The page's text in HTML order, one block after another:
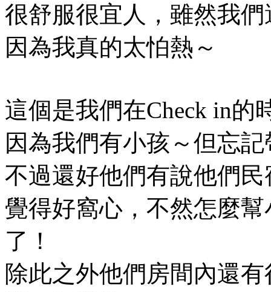
很舒服很宜人，雖然我
因為我真的太怕熱～
這個是我們在Check in的
因為我們有小孩～但忘
不過還好他們有說他們
覺得好窩心，不然怎麼
了！
除此之外他們房間內還